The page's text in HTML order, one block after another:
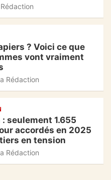
? Voici ce que
vont vraiment
Rédaction
seulement 1.655
accordés en 2025
en tension
Rédaction